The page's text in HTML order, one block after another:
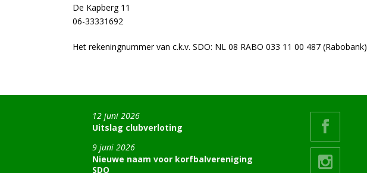
De Kapberg 11
06-33331692
Het rekeningnummer van c.k.v. SDO: NL 08 RABO 033 11 00 487 (Rabobank)
Uitslag clubverloting
12 juni 2026
Nieuwe naam voor korfbalvereniging
SDO
9 juni 2026